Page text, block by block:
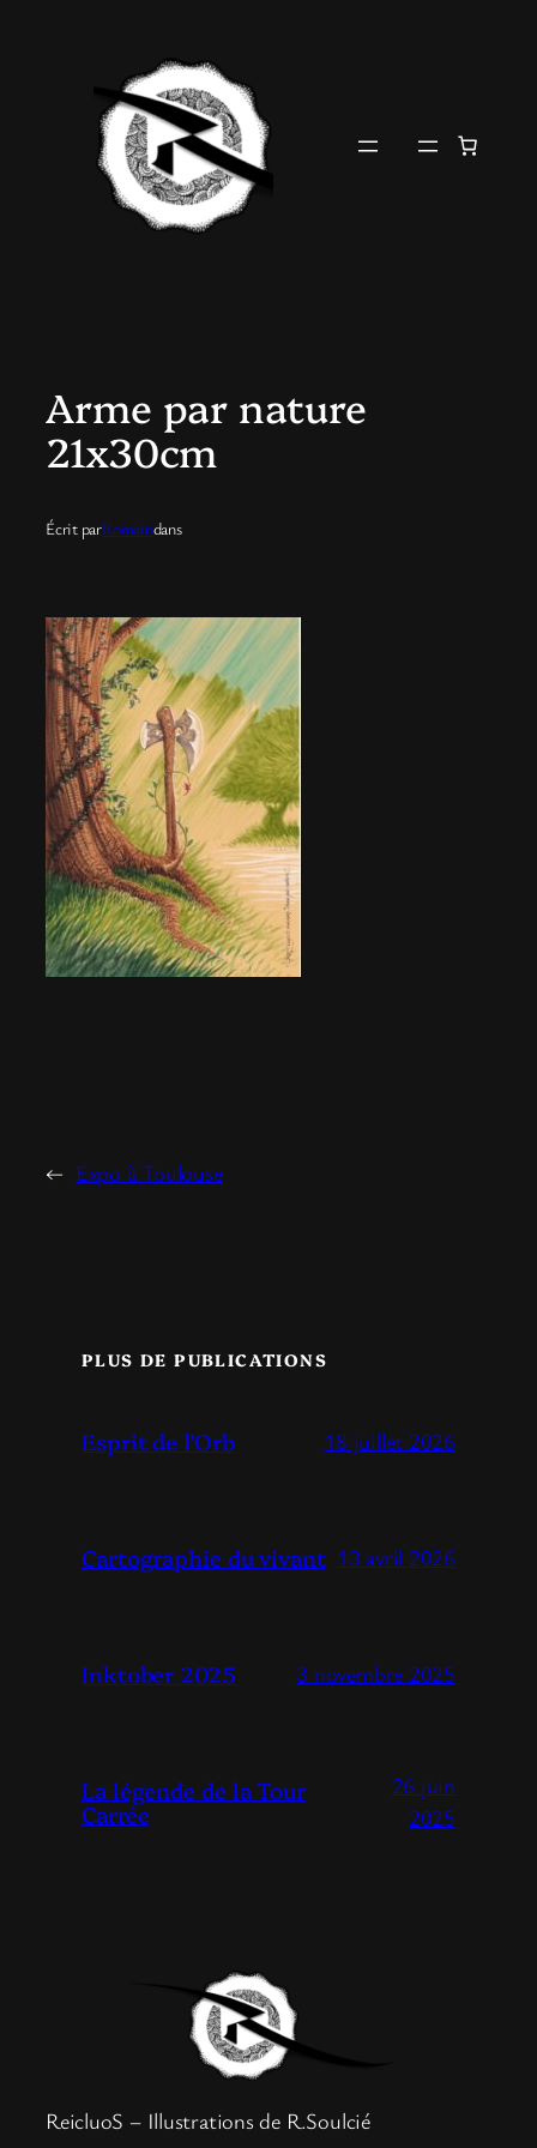
Arme par nature
21x30cm
Écrit parRomaindans
← Expo à Toulouse
PLUS DE PUBLICATIONS
Esprit de l’Orb 18 juillet 2026
Cartographie du vivant 13 avril 2026
Inktober 2025 3 novembre 2025
La légende de la Tour
Carrée
26 juin
2025
ReicluoS – Illustrations de R.Soulcié